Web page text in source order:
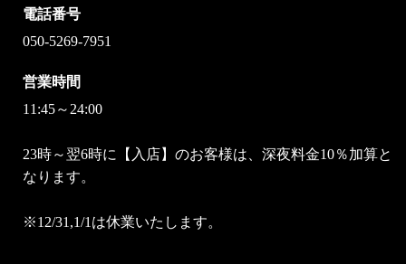
電話番号
050-5269-7951
営業時間
11:45～24:00
23時～翌6時に【入店】のお客様は、深夜料金10％加算と
なります。
※12/31,1/1は休業いたします。